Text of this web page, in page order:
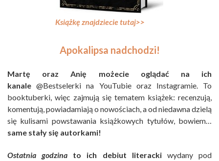
Książkę znajdziecie tutaj>>
Apokalipsa nadchodzi!
Martę oraz Anię możecie oglądać na ich
kanale @Bestselerki na YouTubie oraz Instagramie. To
booktuberki, więc zajmują się tematem książek: recenzują,
komentują, powiadamiają o nowościach, a od niedawna dzielą
się kulisami powstawania książkowych tytułów, bowiem…
same stały się autorkami!
Ostatnia godzina to ich debiut literackiwydany pod